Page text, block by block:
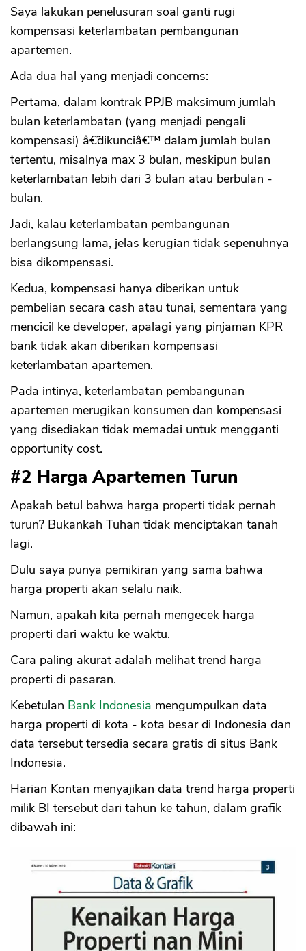
Saya lakukan penelusuran soal ganti rugi
kompensasi keterlambatan pembangunan
apartemen.
Ada dua hal yang menjadi concerns:
Pertama, dalam kontrak PPJB maksimum jumlah
bulan keterlambatan (yang menjadi pengali
kompensasi) â€˜dikunciâ€™ dalam jumlah bulan
tertentu, misalnya max 3 bulan, meskipun bulan
keterlambatan lebih dari 3 bulan atau berbulan -
bulan.
Jadi, kalau keterlambatan pembangunan
berlangsung lama, jelas kerugian tidak sepenuhnya
bisa dikompensasi.
Kedua, kompensasi hanya diberikan untuk
pembelian secara cash atau tunai, sementara yang
mencicil ke developer, apalagi yang pinjaman KPR
bank tidak akan diberikan kompensasi
keterlambatan apartemen.
Pada intinya, keterlambatan pembangunan
apartemen merugikan konsumen dan kompensasi
yang disediakan tidak memadai untuk mengganti
opportunity cost.
#2 Harga Apartemen Turun
Apakah betul bahwa harga properti tidak pernah
turun? Bukankah Tuhan tidak menciptakan tanah
lagi.
Dulu saya punya pemikiran yang sama bahwa
harga properti akan selalu naik.
Namun, apakah kita pernah mengecek harga
properti dari waktu ke waktu.
Cara paling akurat adalah melihat trend harga
properti di pasaran.
Kebetulan Bank Indonesia mengumpulkan data
harga properti di kota - kota besar di Indonesia dan
data tersebut tersedia secara gratis di situs Bank
Indonesia.
Harian Kontan menyajikan data trend harga properti
milik BI tersebut dari tahun ke tahun, dalam grafik
dibawah ini: